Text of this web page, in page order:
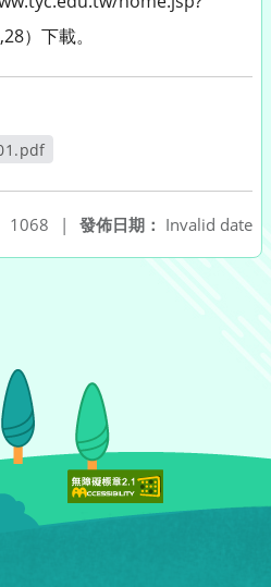
）下載。
發佈日期： Invalid date
1068 |